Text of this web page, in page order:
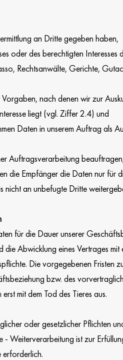
an Dritte gegeben haben,
oder des berechtigten
Rechtsanwälte, Gerichte,
nach denen wir zur
liegt (vgl. Ziffer 2.4) und
Daten in unserem Auftrag als
Auftragsverarbeitung
die Empfänger die Daten nur für
an unbefugte Dritte
für die Dauer unserer
Abwicklung eines Vertrages
Die vorgegebenen Fristen
bzw. des
mit dem Tod des Tieres aus.
oder gesetzlicher Pflichten
- Weiterverarbeitung ist zur
erforderlich.